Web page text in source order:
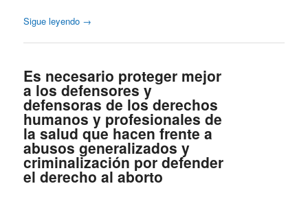
Sigue leyendo →
Es necesario proteger mejor
a los defensores y
defensoras de los derechos
humanos y profesionales de
la salud que hacen frente a
abusos generalizados y
criminalización por defender
el derecho al aborto